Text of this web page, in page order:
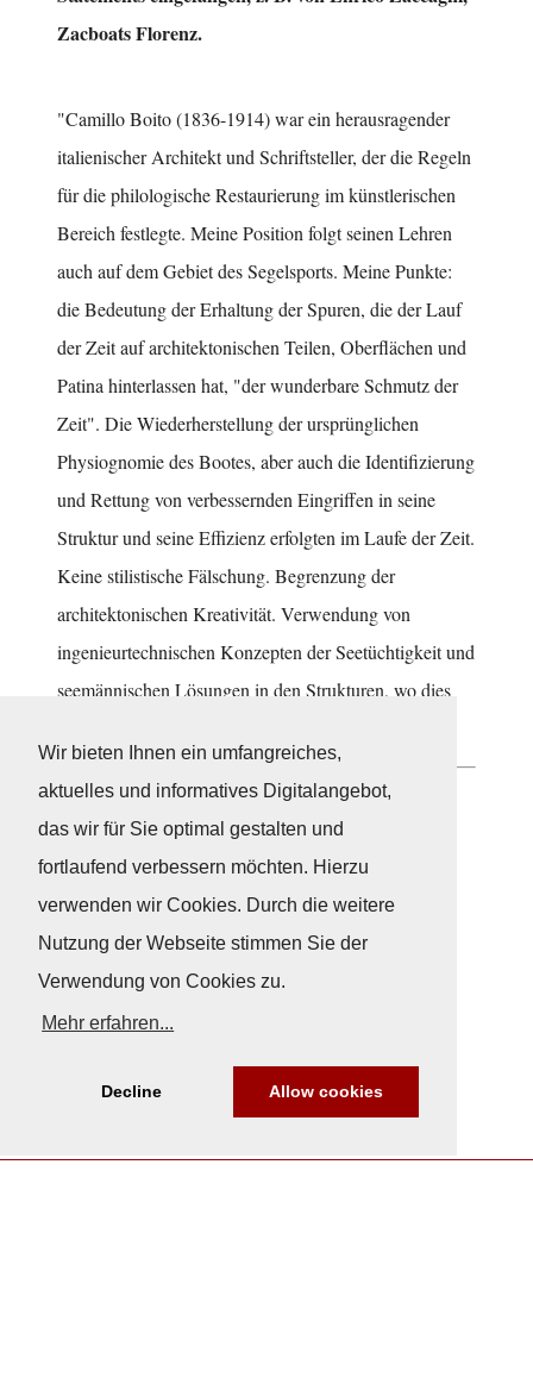
Wir bieten Ihnen ein umfangreiches,
aktuelles und informatives Digitalangebot,
das wir für Sie optimal gestalten und
fortlaufend verbessern möchten. Hierzu
verwenden wir Cookies. Durch die weitere
Nutzung der Webseite stimmen Sie der
Verwendung von Cookies zu.
Mehr erfahren...
Decline Allow cookies
Zacboats Florenz.
"Camillo Boito (1836-1914) war ein herausragender
italienischer Architekt und Schriftsteller, der die Regeln
für die philologische Restaurierung im künstlerischen
Bereich festlegte. Meine Position folgt seinen Lehren
auch auf dem Gebiet des Segelsports. Meine Punkte:
die Bedeutung der Erhaltung der Spuren, die der Lauf
der Zeit auf architektonischen Teilen, Oberflächen und
Patina hinterlassen hat, "der wunderbare Schmutz der
Zeit". Die Wiederherstellung der ursprünglichen
Physiognomie des Bootes, aber auch die Identifizierung
und Rettung von verbessernden Eingriffen in seine
Struktur und seine Effizienz erfolgten im Laufe der Zeit.
Keine stilistische Fälschung. Begrenzung der
architektonischen Kreativität. Verwendung von
ingenieurtechnischen Konzepten der Seetüchtigkeit und
seemännischen Lösungen in den Strukturen, wo dies
Neuigkeiten